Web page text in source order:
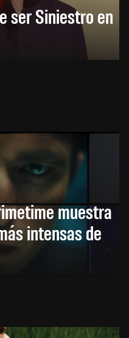
ser Siniestro en
muestra
intensas de